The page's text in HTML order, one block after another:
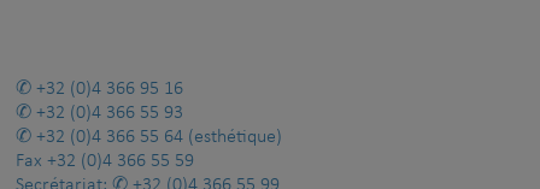
+32 (0)4 366 95 16
+32 (0)4 366 55 93
+32 (0)4 366 55 64 (esthétique)
Fax +32 (0)4 366 55 59